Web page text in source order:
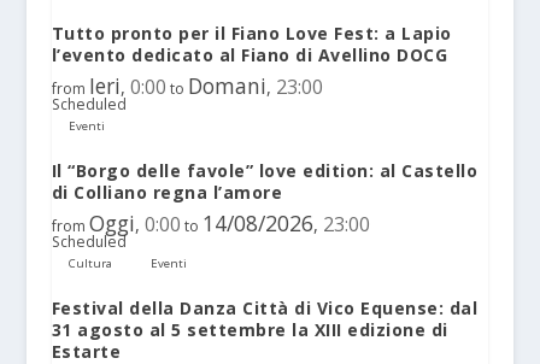
Tutto pronto per il Fiano Love Fest: a Lapio
l’evento dedicato al Fiano di Avellino DOCG
from Ieri, 0:00 to Domani, 23:00
Scheduled
Eventi
Il “Borgo delle favole” love edition: al Castello
di Colliano regna l’amore
from Oggi, 0:00 to 14/08/2026, 23:00
Scheduled
Cultura Eventi
Festival della Danza Città di Vico Equense: dal
31 agosto al 5 settembre la XIII edizione di
Estarte